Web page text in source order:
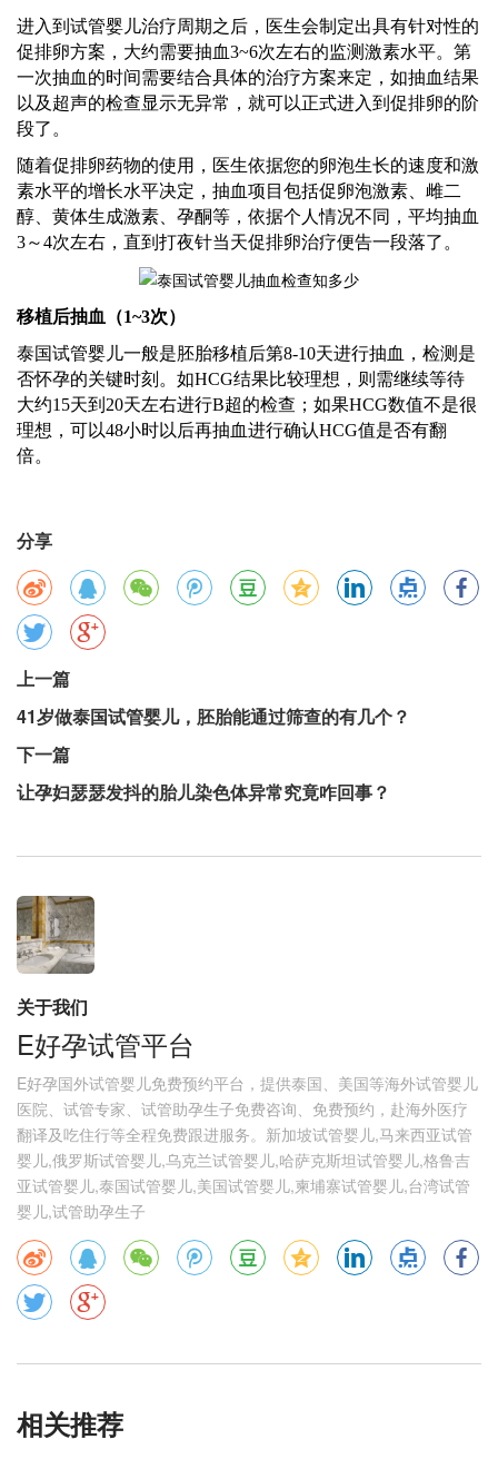
进入到试管婴儿治疗周期之后，医生会制定出具有针对性的
促排卵方案，大约需要抽血3~6次左右的监测激素水平。第
一次抽血的时间需要结合具体的治疗方案来定，如抽血结果
以及超声的检查显示无异常，就可以正式进入到促排卵的阶
段了。
随着促排卵药物的使用，医生依据您的卵泡生长的速度和激
素水平的增长水平决定，抽血项目包括促卵泡激素、雌二
醇、黄体生成激素、孕酮等，依据个人情况不同，平均抽血
3～4次左右，直到打夜针当天促排卵治疗便告一段落了。
移植后抽血（1~3次）
泰国试管婴儿一般是胚胎移植后第8-10天进行抽血，检测是
否怀孕的关键时刻。如HCG结果比较理想，则需继续等待
大约15天到20天左右进行B超的检查；如果HCG数值不是很
理想，可以48小时以后再抽血进行确认HCG值是否有翻
倍。
分享
上一篇
41岁做泰国试管婴儿，胚胎能通过筛查的有几个？
下一篇
让孕妇瑟瑟发抖的胎儿染色体异常究竟咋回事？
关于我们
E好孕试管平台
E好孕国外试管婴儿免费预约平台，提供泰国、美国等海外试管婴儿
医院、试管专家、试管助孕生子免费咨询、免费预约，赴海外医疗
翻译及吃住行等全程免费跟进服务。新加坡试管婴儿,马来西亚试管
婴儿,俄罗斯试管婴儿,乌克兰试管婴儿,哈萨克斯坦试管婴儿,格鲁吉
亚试管婴儿,泰国试管婴儿,美国试管婴儿,柬埔寨试管婴儿,台湾试管
婴儿,试管助孕生子
相关推荐